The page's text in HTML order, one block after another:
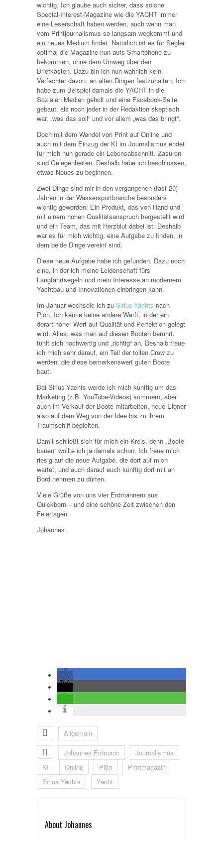
wichtig. Ich glaube auch sicher, dass solche
Special-Interest-Magazine wie die YACHT immer
eine Leserschaft haben werden, auch wenn man
vom Printjournalismus so langsam wegkommt und
ein neues Medium findet. Natürlich ist es für Segler
optimal die Magazine nun aufs Smartphone zu
bekommen, ohne dem Umweg über den
Briefkasten. Dazu bin ich nun wahrlich kein
Verfechter davon, an alten Dingen festzuhalten. Ich
habe zum Beispiel damals die YACHT in die
Sozialen Medien geholt und eine Facebook-Seite
gebaut, als noch jeder in der Redaktion skeptisch
war, „was das soll“ und vor allem „was das bringt“.
Doch mit dem Wandel von Print auf Online und
auch mit dem Einzug der KI im Journalismus endet
für mich nun gerade ein Lebensabschnitt. Zäsuren
sind Gelegenheiten. Deshalb habe ich beschlossen,
etwas Neues zu beginnen.
Zwei Dinge sind mir in den vergangenen (fast 20)
Jahren in der Wassersportbranche besonders
wichtig geworden: Ein Produkt, das von Hand und
mit einem hohen Qualitätsanspruch hergestellt wird
und ein Team, das mit Herzblut dabei ist. Deshalb
war es für mich wichtig, eine Aufgabe zu finden, in
dem beide Dinge vereint sind.
Diese neue Aufgabe habe ich gefunden. Dazu noch
eine, in der ich meine Leidenschaft fürs
Langfahrtsegeln und mein Interesse an modernem
Yachtbau und Innovationen einbringen kann.
Im Januar wechsele ich zu Sirius-Yachts nach
Plön. Ich kenne keine andere Werft, in der ein
derart hoher Wert auf Qualität und Perfektion gelegt
wird. Alles, was man auf diesen Booten berührt,
fühlt sich hochwertig und „richtig“ an. Deshalb freue
ich mich sehr darauf, ein Teil der tollen Crew zu
werden, die diese bemerkenswert guten Boote
baut.
Bei Sirius-Yachts werde ich mich künftig um das
Marketing (z.B. YouTube-Videos) kümmern, aber
auch im Verkauf der Boote mitarbeiten, neue Eigner
also auf dem Weg von der Idee bis zu ihrem
Traumschiff begleiten.
Damit schließt sich für mich ein Kreis, denn „Boote
bauen“ wollte ich ja damals schon. Ich freue mich
riesig auf die neue Aufgabe, die dort auf mich
wartet, und auch darauf euch künftig dort mit an
Bord nehmen zu dürfen.
Viele Grüße von uns vier Erdmännern aus
Quickborn – und eine schöne Zeit zwischen den
Feiertagen.
Johannes
Allgemein
Johannes Erdmann
Journalismus
KI
Online Plön
Printmagazin
Sirius Yachts
Yacht
About Johannes